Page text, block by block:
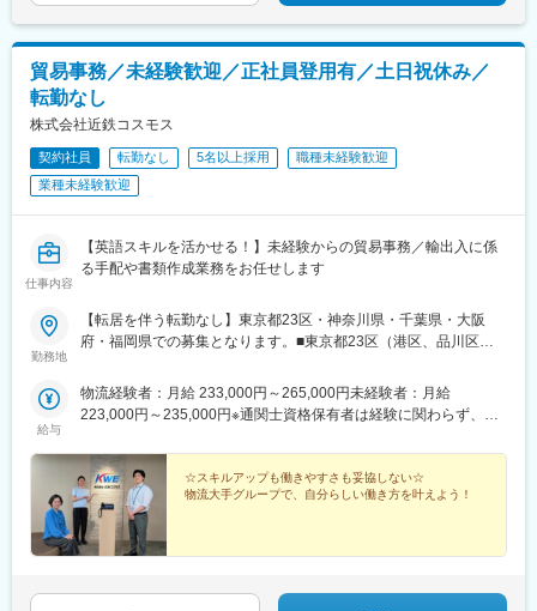
貿易事務／未経験歓迎／正社員登用有／土日祝休み／
転勤なし
株式会社近鉄コスモス
契約社員 転勤なし 5名以上採用
職種未経験歓迎
業種未経験歓迎
仕事内容
【英語スキルを活かせる！】未経験からの貿易事務／輸出入に係
る手配や書類作成業務をお任せします
勤務地
【転居を伴う転勤なし】東京都23区・神奈川県・千葉県・大阪
府・福岡県での募集となります。■東京都23区（港区、品川区、
市★・成田）■大阪府（大阪市内）■福岡県（福岡市内）※国際物
流企業および商社、メーカーへの派遣就業となります。あなたの
スキルと今後のキャリアを考えて、ご希望の地区から最適な場所
を決定します。（変更の範囲：会社の定める場所）※★印のついて
いる箇所は、2027年以降の事務所移転によるものとなります。
給与
物流経験者：月給 233,000円～265,000円未経験者：月給
223,000円～235,000円※通関士資格保有者は経験に関わらず、上
験、英語・貿易関係保有資格に応じて決定します。※時間外手当は
別途100%支給。＜年収例＞・年収324万円（未経験・通関士資格
保有者／月給223,000円＋通関士手当＋賞与）・年収383万円（物
流経験4年以上／月給265,000円＋通関士手当＋賞与）◆専門職手
当通関士資格保有者に月1万円～3万円を支給します。通関業務に
☆スキルアップも働きやすさも妥協しない☆
物流大手グループで、自分らしい働き方を叶えよう！